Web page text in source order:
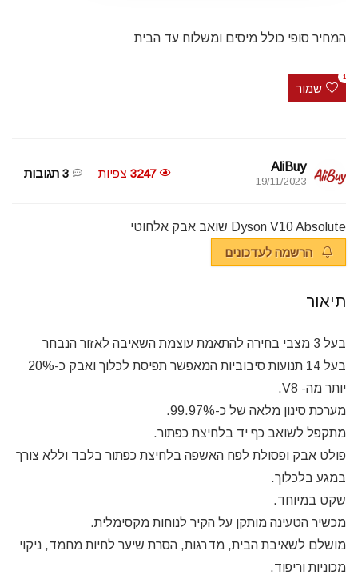
המחיר סופי כולל מיסים ומשלוח עד הבית
שמור
1
AliBuy
19/11/2023
3247 צפיות 3 תגובות
Dyson V10 Absolute שואב אבק אלחוטי
הרשמה לעדכונים
תיאור
בעל 3 מצבי בחירה להתאמת עוצמת השאיבה לאזור הנבחר
בעל 14 תנועות סיבוביות המאפשר תפיסת לכלוך ואבק כ-20%
יותר מה- V8.
מערכת סינון מלאה של כ-99.97%.
מתקפל לשואב כף יד בלחיצת כפתור.
פולט אבק ופסולת לפח האשפה בלחיצת כפתור בלבד וללא צורך
במגע בלכלוך.
שקט במיוחד.
מכשיר הטעינה מותקן על הקיר לנוחות מקסימלית.
מושלם לשאיבת הבית, מדרגות, הסרת שיער לחיות מחמד, ניקוי
מכוניות וריפוד.